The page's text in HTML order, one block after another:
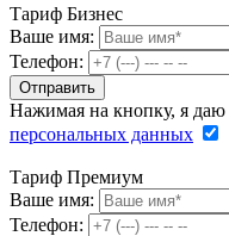
Тариф Бизнес
Ваше имя:
Телефон:
Нажимая на кнопку, я даю
персональных данных
Тариф Премиум
Ваше имя:
Телефон: